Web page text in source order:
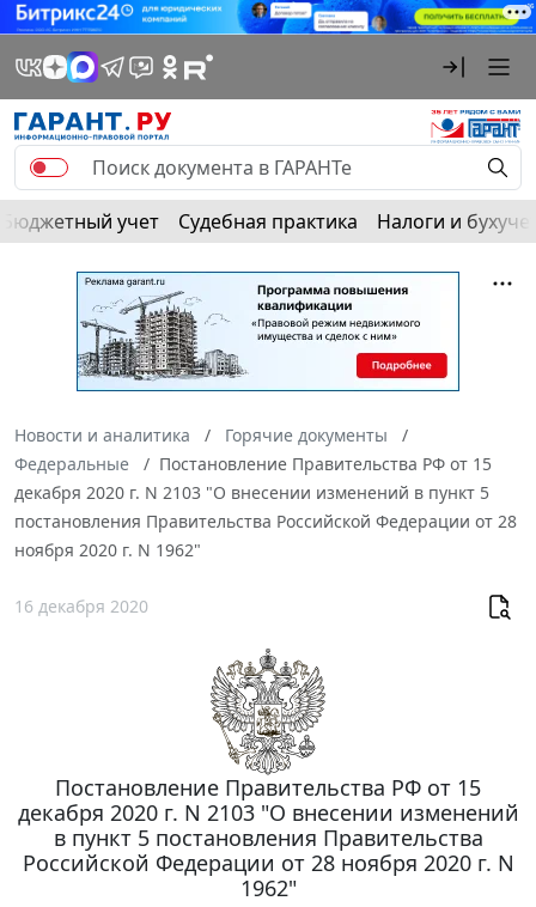
Бюджетный учет Судебная практика Налоги и
Новости и аналитика
Горячие документы
Федеральные
Постановление Правительства РФ от 15
декабря 2020 г. N 2103 "О внесении изменений в пункт 5
постановления Правительства Российской Федерации от 28
ноября 2020 г. N 1962"
16 декабря 2020
Постановление Правительства РФ от 15
декабря 2020 г. N 2103 "О внесении изменений
в пункт 5 постановления Правительства
Российской Федерации от 28 ноября 2020 г. N
1962"